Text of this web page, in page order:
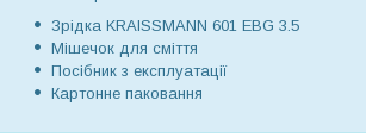
Зрідка KRAISSMANN 601 EBG 3.5
Мішечок для сміття
Посібник з експлуатації
Картонне паковання